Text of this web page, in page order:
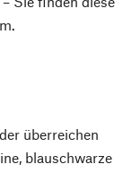
überreichen
blauschwarze